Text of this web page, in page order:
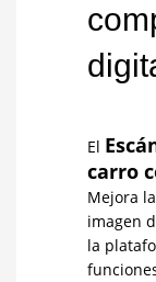
El
carro
Mejora
imagen
la